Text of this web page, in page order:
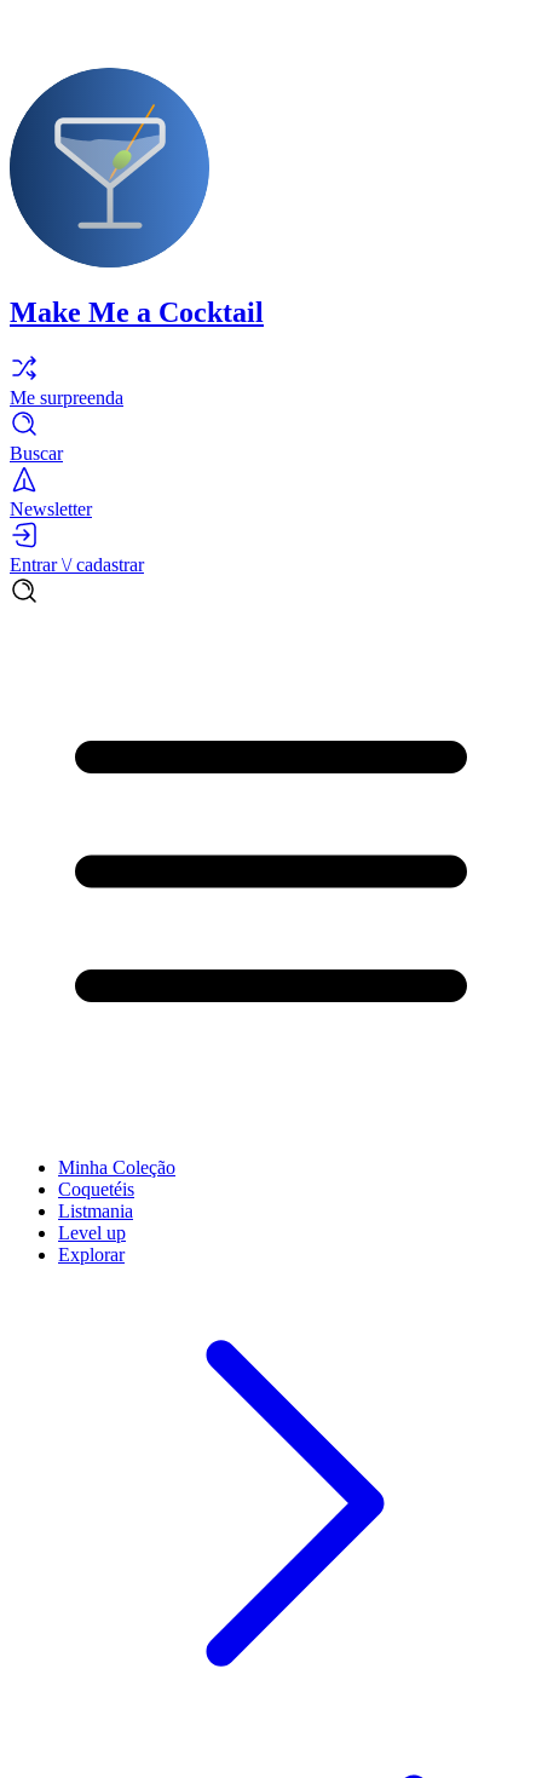
Make Me a Cocktail
Me surpreenda
Buscar
Newsletter
Entrar \/ cadastrar
Minha Coleção
Coquetéis
Listmania
Level up
Explorar